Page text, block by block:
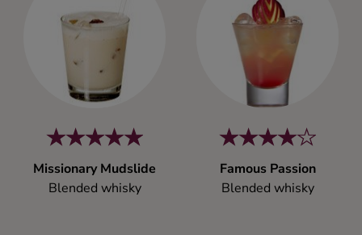
Missionary Mudslide
Blended whisky
Famous Passion
Blended whisky